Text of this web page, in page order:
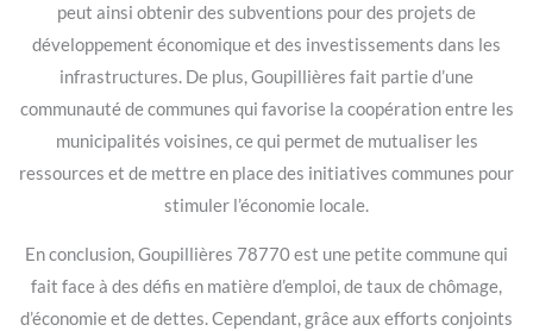
peut ainsi obtenir des subventions pour des projets de
développement économique et des investissements dans les
infrastructures. De plus, Goupillières fait partie d’une
communauté de communes qui favorise la coopération entre les
municipalités voisines, ce qui permet de mutualiser les
ressources et de mettre en place des initiatives communes pour
stimuler l’économie locale.
En conclusion, Goupillières 78770 est une petite commune qui
fait face à des défis en matière d’emploi, de taux de chômage,
d’économie et de dettes. Cependant, grâce aux efforts conjoints